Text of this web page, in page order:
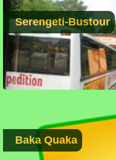
Serengeti-Bustour
Baka Quaka